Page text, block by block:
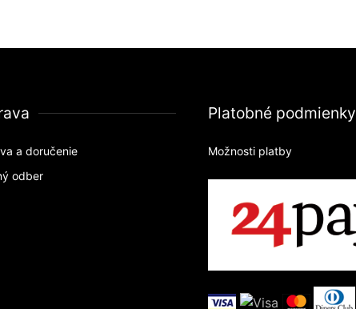
a doručenie
odber
Platobné podmienky
Možnosti platby